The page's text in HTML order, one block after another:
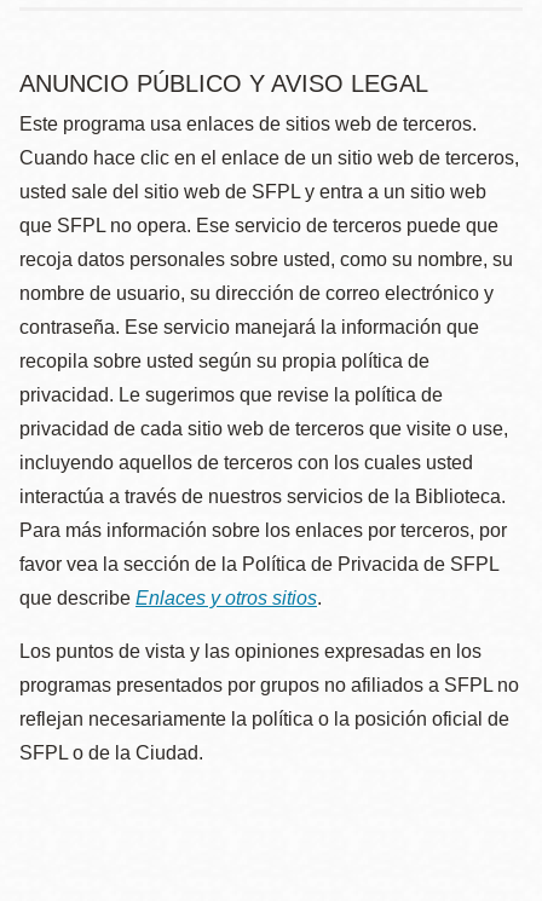
ANUNCIO PÚBLICO Y AVISO LEGAL
Este programa usa enlaces de sitios web de terceros.
Cuando hace clic en el enlace de un sitio web de terceros,
usted sale del sitio web de SFPL y entra a un sitio web
que SFPL no opera. Ese servicio de terceros puede que
recoja datos personales sobre usted, como su nombre, su
nombre de usuario, su dirección de correo electrónico y
contraseña. Ese servicio manejará la información que
recopila sobre usted según su propia política de
privacidad. Le sugerimos que revise la política de
privacidad de cada sitio web de terceros que visite o use,
incluyendo aquellos de terceros con los cuales usted
interactúa a través de nuestros servicios de la Biblioteca.
Para más información sobre los enlaces por terceros, por
favor vea la sección de la Política de Privacida de SFPL
que describe Enlaces y otros sitios.
Los puntos de vista y las opiniones expresadas en los
programas presentados por grupos no afiliados a SFPL no
reflejan necesariamente la política o la posición oficial de
SFPL o de la Ciudad.